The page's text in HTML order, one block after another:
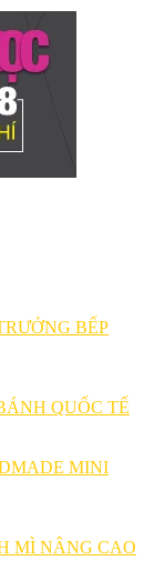
BẾP
QUỐC TẾ
MINI
MÌ NÂNG CAO